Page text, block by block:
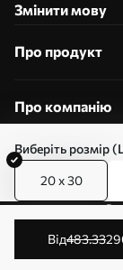
Виберіть розмір
20 x 30
від483.33
Змінити мову
Про продукт
Про компанію
© 2011-2026
ТОВ